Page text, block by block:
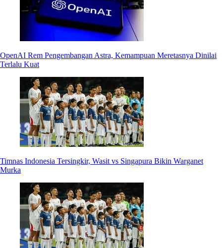
OpenAI Rem Pengembangan Astra, Kemampuan Meretasnya Dinilai
Terlalu Kuat
Timnas Indonesia Tersingkir, Wasit vs Singapura Bikin Warganet
Murka